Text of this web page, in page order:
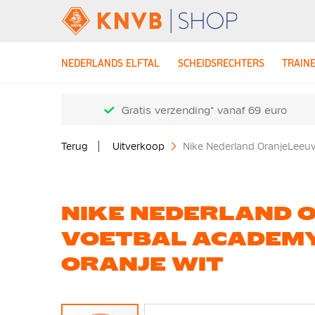
NEDERLANDS ELFTAL SCHEIDSRECHTERS
Gratis verzending* vanaf 69 euro
Terug Uitverkoop Nike Nederland
NIKE NEDERLAND
VOETBAL
ORANJE WIT
Ga